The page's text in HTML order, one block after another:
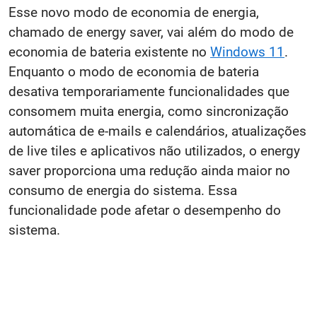
Esse novo modo de economia de energia,
chamado de energy saver, vai além do modo de
economia de bateria existente no Windows 11 .
Enquanto o modo de economia de bateria
desativa temporariamente funcionalidades que
consomem muita energia, como sincronização
automática de e-mails e calendários, atualizações
de live tiles e aplicativos não utilizados, o energy
saver proporciona uma redução ainda maior no
consumo de energia do sistema. Essa
funcionalidade pode afetar o desempenho do
sistema.